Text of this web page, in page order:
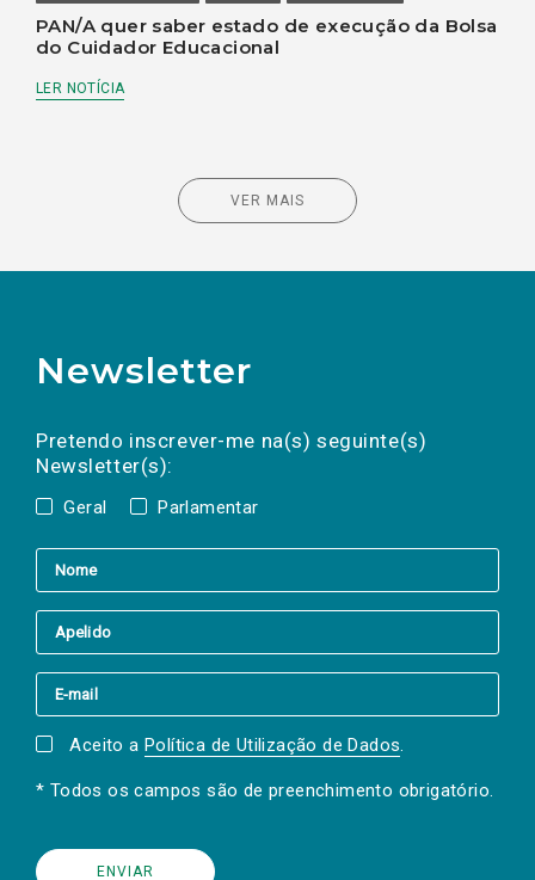
PAN/A quer saber estado de execução da Bolsa
do Cuidador Educacional
LER NOTÍCIA
VER MAIS
Newsletter
Pretendo inscrever-me na(s) seguinte(s)
Newsletter(s):
Geral Parlamentar
a(s) newsletter(s).
mail
Aceito a Política de Utilização de Dados.
* Todos os campos são de preenchimento obrigatório.